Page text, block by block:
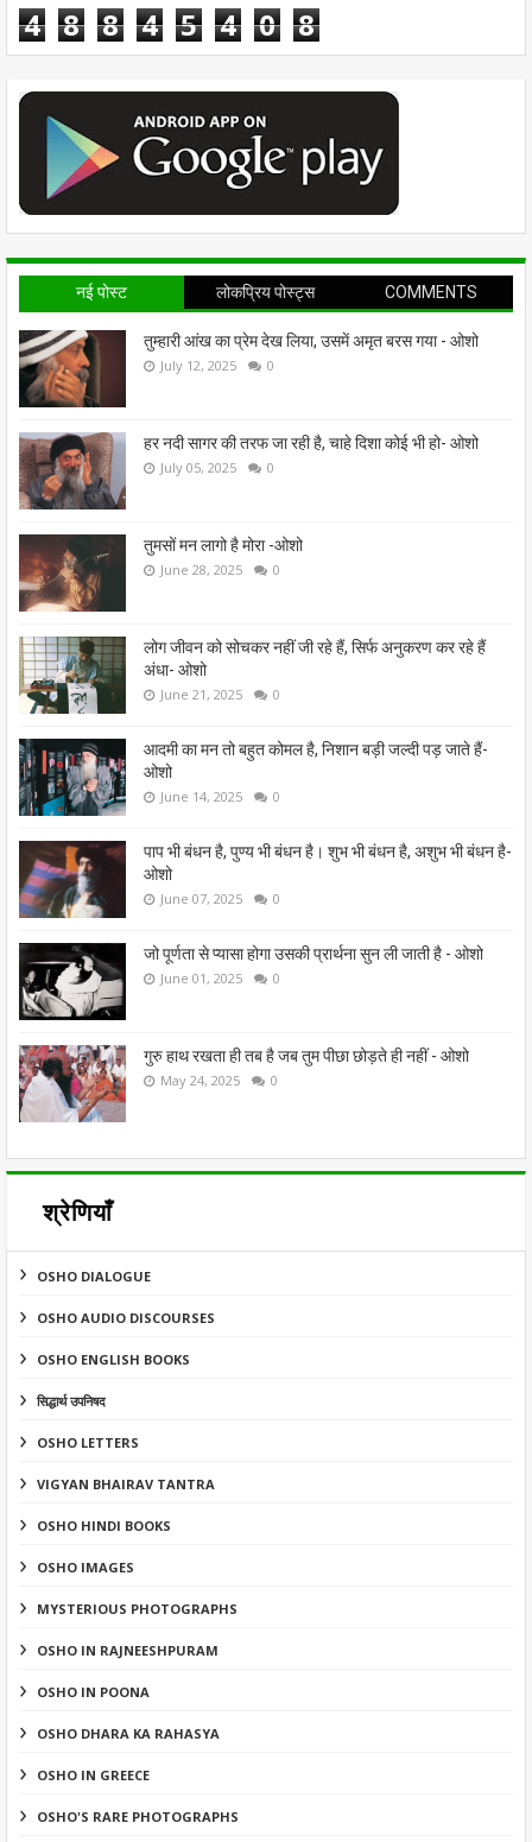
4 8 8 4 5 4 0 9
नई पोस्ट लोकप्रिय पोस्ट्स COMMENTS
तुम्हारी आंख का प्रेम देख लिया, उसमें अमृत बरस गया - ओशो
July 12, 2025 0
हर नदी सागर की तरफ जा रही है, चाहे दिशा कोई भी हो- ओशो
July 05, 2025 0
तुमसों मन लागो है मोरा -ओशो
June 28, 2025 0
लोग जीवन को सोचकर नहीं जी रहे हैं, सिर्फ अनुकरण कर रहे हैं
अंधा- ओशो
June 21, 2025 0
आदमी का मन तो बहुत कोमल है, निशान बड़ी जल्दी पड़ जाते हैं-
ओशो
June 14, 2025 0
पाप भी बंधन है, पुण्य भी बंधन है। शुभ भी बंधन है, अशुभ भी बंधन है-
ओशो
June 07, 2025 0
जो पूर्णता से प्यासा होगा उसकी प्रार्थना सुन ली जाती है - ओशो
June 01, 2025 0
गुरु हाथ रखता ही तब है जब तुम पीछा छोड़ते ही नहीं - ओशो
May 24, 2025 0
श्रेणियाँ
OSHO DIALOGUE
OSHO AUDIO DISCOURSES
OSHO ENGLISH BOOKS
सिद्धार्थ उपनिषद
OSHO LETTERS
VIGYAN BHAIRAV TANTRA
OSHO HINDI BOOKS
OSHO IMAGES
MYSTERIOUS PHOTOGRAPHS
OSHO IN RAJNEESHPURAM
OSHO IN POONA
OSHO DHARA KA RAHASYA
OSHO IN GREECE
OSHO'S RARE PHOTOGRAPHS